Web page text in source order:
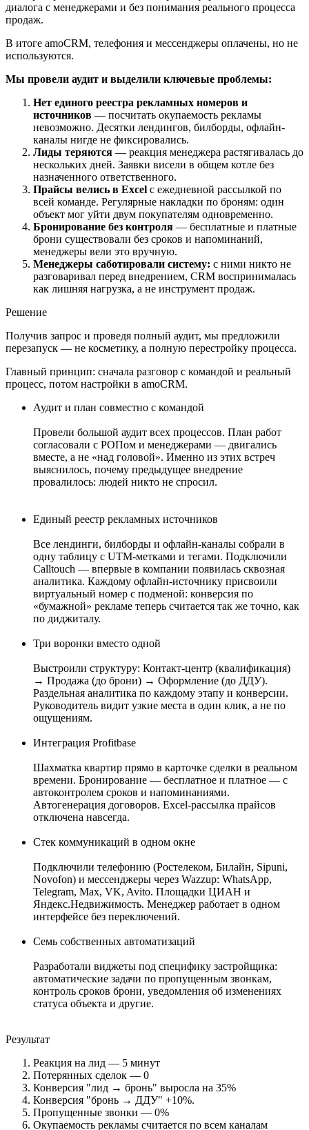
диалога с менеджерами и без понимания реального процесса
продаж.
В итоге amoCRM, телефония и мессенджеры оплачены, но не
используются.
Мы провели аудит и выделили ключевые проблемы:
Нет единого реестра рекламных номеров и
источников — посчитать окупаемость рекламы
невозможно. Десятки лендингов, билборды, офлайн-
каналы нигде не фиксировались.
Лиды теряются — реакция менеджера растягивалась до
нескольких дней. Заявки висели в общем котле без
назначенного ответственного.
Прайсы велись в Excel с ежедневной рассылкой по
всей команде. Регулярные накладки по броням: один
объект мог уйти двум покупателям одновременно.
Бронирование без контроля — бесплатные и платные
брони существовали без сроков и напоминаний,
менеджеры вели это вручную.
Менеджеры саботировали систему: с ними никто не
разговаривал перед внедрением, CRM воспринималась
как лишняя нагрузка, а не инструмент продаж.
Решение
Получив запрос и проведя полный аудит, мы предложили
перезапуск — не косметику, а полную перестройку процесса.
Главный принцип: сначала разговор с командой и реальный
процесс, потом настройки в amoCRM.
Аудит и план совместно с командой
Провели большой аудит всех процессов. План работ
согласовали с РОПом и менеджерами — двигались
вместе, а не «над головой». Именно из этих встреч
выяснилось, почему предыдущее внедрение
провалилось: людей никто не спросил.
Единый реестр рекламных источников
Все лендинги, билборды и офлайн-каналы собрали в
одну таблицу с UTM-метками и тегами. Подключили
Calltouch — впервые в компании появилась сквозная
аналитика. Каждому офлайн-источнику присвоили
виртуальный номер с подменой: конверсия по
«бумажной» рекламе теперь считается так же точно, как
по диджиталу.
Три воронки вместо одной
Выстроили структуру: Контакт-центр (квалификация)
→ Продажа (до брони) → Оформление (до ДДУ).
Раздельная аналитика по каждому этапу и конверсии.
Руководитель видит узкие места в один клик, а не по
ощущениям.
Интеграция Profitbase
Шахматка квартир прямо в карточке сделки в реальном
времени. Бронирование — бесплатное и платное — с
автоконтролем сроков и напоминаниями.
Автогенерация договоров. Excel-рассылка прайсов
отключена навсегда.
Стек коммуникаций в одном окне
Подключили телефонию (Ростелеком, Билайн, Sipuni,
Novofon) и мессенджеры через Wazzup: WhatsApp,
Telegram, Max, VK, Avito. Площадки ЦИАН и
Яндекс.Недвижимость. Менеджер работает в одном
интерфейсе без переключений.
Семь собственных автоматизаций
Разработали виджеты под специфику застройщика:
автоматические задачи по пропущенным звонкам,
контроль сроков брони, уведомления об изменениях
статуса объекта и другие.
Результат
Реакция на лид — 5 минут
Потерянных сделок — 0
Конверсия "лид → бронь" выросла на 35%
Конверсия "бронь → ДДУ" +10%.
Пропущенные звонки — 0%
Окупаемость рекламы считается по всем каналам